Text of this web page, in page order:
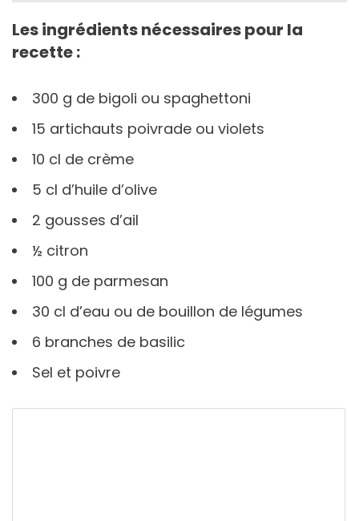
Les ingrédients nécessaires pour la
recette :
300 g de bigoli ou spaghettoni
15 artichauts poivrade ou violets
10 cl de crème
5 cl d’huile d’olive
2 gousses d’ail
½ citron
100 g de parmesan
30 cl d’eau ou de bouillon de légumes
6 branches de basilic
Sel et poivre